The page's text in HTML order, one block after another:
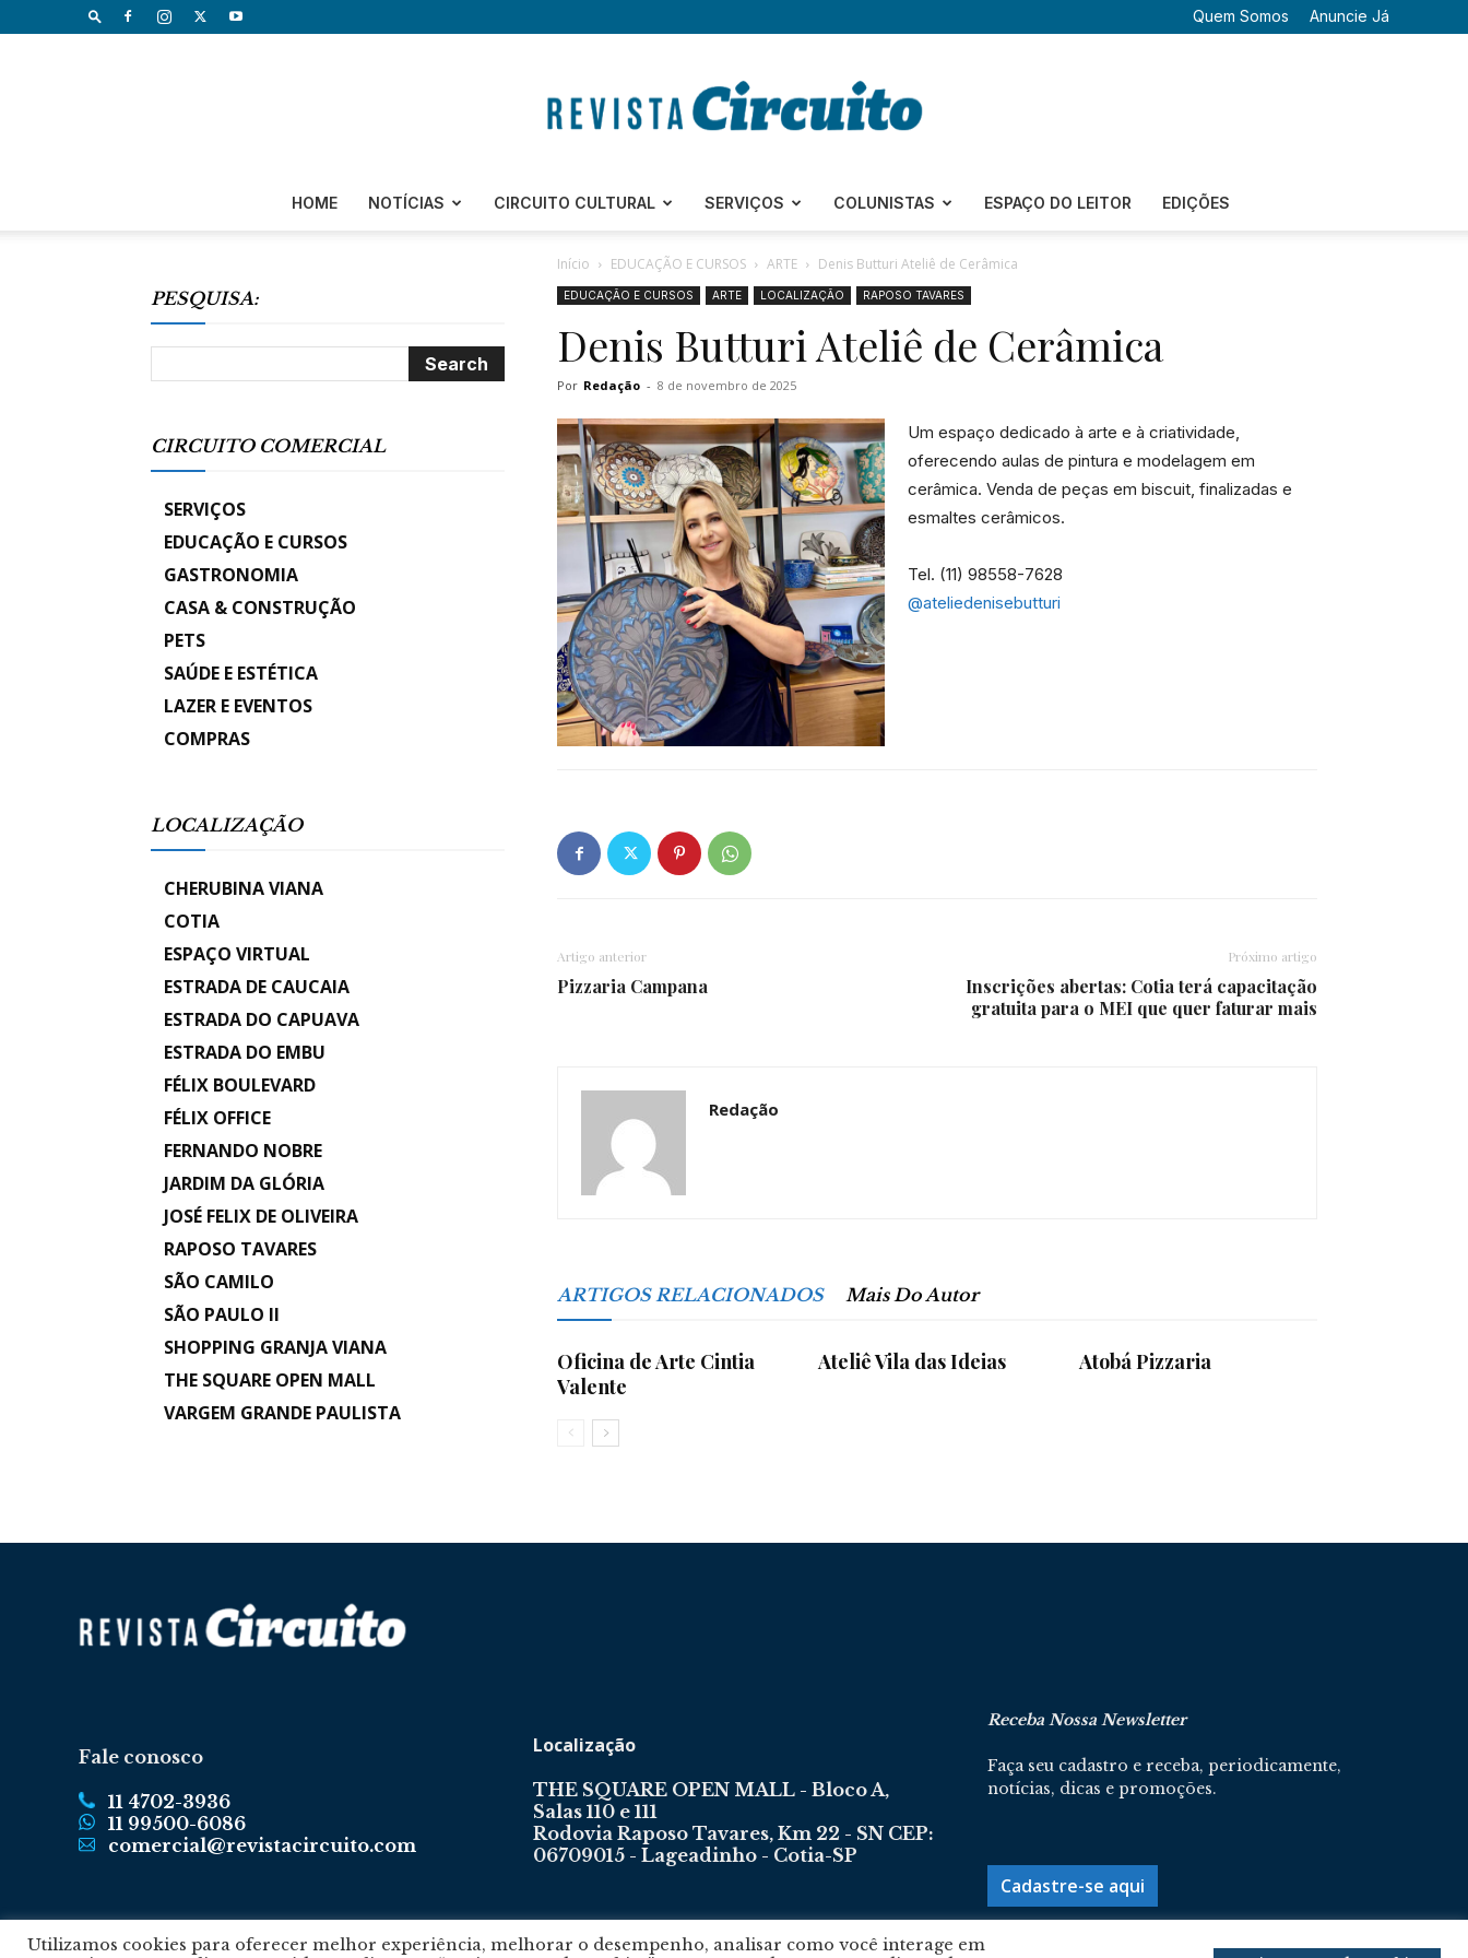
Quem Somos Anuncie Já
Revista
Circuito
–
Portal
HOME NOTÍCIAS CIRCUITO CULTURAL SERVIÇOS COLUNISTAS ESPAÇO DO LEITOR EDIÇÕES
Início EDUCAÇÃO E CURSOS ARTE Denis Butturi Ateliê de Cerâmica
EDUCAÇÃO E CURSOS ARTE LOCALIZAÇÃO RAPOSO TAVARES
Denis Butturi Ateliê de Cerâmica
Por Redação - 8 de novembro de 2025
Um espaço dedicado à arte e à criatividade,
oferecendo aulas de pintura e modelagem em
cerâmica. Venda de peças em biscuit, finalizadas e
esmaltes cerâmicos.
Tel. (11) 98558-7628
@ateliedenisebutturi
Artigo anterior
Pizzaria Campana
Próximo artigo
Inscrições abertas: Cotia terá capacitação
gratuita para o MEI que quer faturar mais
Redação
ARTIGOS RELACIONADOS Mais Do Autor
Oficina de Arte Cintia
Valente
Ateliê Vila das Ideias Atobá Pizzaria
PESQUISA:
CIRCUITO COMERCIAL
SERVIÇOS
EDUCAÇÃO E CURSOS
GASTRONOMIA
CASA & CONSTRUÇÃO
PETS
SAÚDE E ESTÉTICA
LAZER E EVENTOS
COMPRAS
LOCALIZAÇÃO
CHERUBINA VIANA
COTIA
ESPAÇO VIRTUAL
ESTRADA DE CAUCAIA
ESTRADA DO CAPUAVA
ESTRADA DO EMBU
FÉLIX BOULEVARD
FÉLIX OFFICE
FERNANDO NOBRE
JARDIM DA GLÓRIA
JOSÉ FELIX DE OLIVEIRA
RAPOSO TAVARES
SÃO CAMILO
SÃO PAULO II
SHOPPING GRANJA VIANA
THE SQUARE OPEN MALL
VARGEM GRANDE PAULISTA
Fale conosco
11 4702-3936
11 99500-6086
comercial@revistacircuito.com
Localização
THE SQUARE OPEN MALL - Bloco A,
Salas 110 e 111
Rodovia Raposo Tavares, Km 22 - SN CEP:
06709015 - Lageadinho - Cotia-SP
Receba Nossa Newsletter
Faça seu cadastro e receba, periodicamente,
notícias, dicas e promoções.
Cadastre-se aqui
Utilizamos cookies para oferecer melhor experiência, melhorar o desempenho, analisar como você interage em